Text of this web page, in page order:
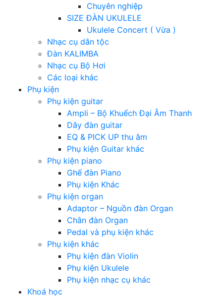
Chuyên nghiệp
SIZE ĐÀN UKULELE
Ukulele Concert ( Vừa )
Nhạc cụ dân tộc
Đàn KALIMBA
Nhạc cụ Bộ Hơi
Các loại khác
Phụ kiện
Phụ kiện guitar
Ampli – Bộ Khuếch Đại Âm Thanh
Dây đàn guitar
EQ & PICK UP thu âm
Phụ kiện Guitar khác
Phụ kiện piano
Ghế đàn Piano
Phụ kiện Khác
Phụ kiện organ
Adaptor – Nguồn đàn Organ
Chân đàn Organ
Pedal và phụ kiện khác
Phụ kiện khác
Phụ kiện đàn Violin
Phụ kiện Ukulele
Phụ kiện nhạc cụ khác
Khoá học